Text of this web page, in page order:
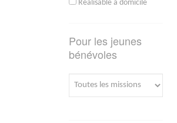
Réalisable à domicile
Pour les jeunes
bénévoles